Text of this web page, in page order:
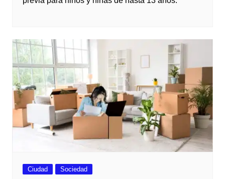
Ciudad Sociedad